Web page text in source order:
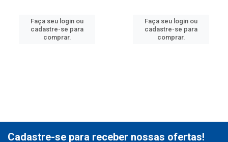
Faça seu login ou
cadastre-se para
comprar.
Faça seu login ou
cadastre-se para
comprar.
Cadastre-se para receber nossas ofertas!